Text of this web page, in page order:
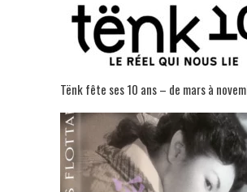
Tënk fête ses 10 ans – de mars à